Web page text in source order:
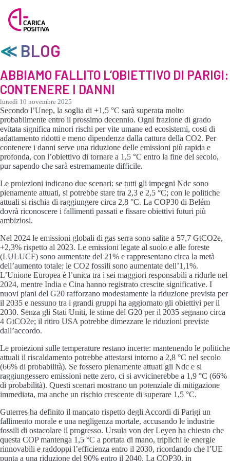
≪ BLOG
ABBIAMO FALLITO L’OBIETTIVO DI PARIGI:
CONTENERE I DANNI
lunedì 10 novembre 2025
Secondo l’Unep, la soglia di +1,5 °C sarà superata molto
probabilmente entro il prossimo decennio. Ogni frazione di grado
evitata significa minori rischi per vite umane ed ecosistemi, costi di
adattamento ridotti e meno dipendenza dalla cattura della CO2. Per
contenere i danni serve una riduzione delle emissioni più rapida e
profonda, con l’obiettivo di tornare a 1,5 °C entro la fine del secolo,
pur sapendo che sarà estremamente difficile.
Le proiezioni indicano due scenari: se tutti gli impegni Ndc sono
pienamente attuati, si potrebbe stare tra 2,3 e 2,5 °C; con le politiche
attuali si rischia di raggiungere circa 2,8 °C. La COP30 di Belém
dovrà riconoscere i fallimenti passati e fissare obiettivi futuri più
ambiziosi.
Nel 2024 le emissioni globali di gas serra sono salite a 57,7 GtCO2e,
+2,3% rispetto al 2023. Le emissioni legate al suolo e alle foreste
(LULUCF) sono aumentate del 21% e rappresentano circa la metà
dell’aumento totale; le CO2 fossili sono aumentate dell’1,1%.
L’Unione Europea è l’unica tra i sei maggiori responsabili a ridurle nel
2024, mentre India e Cina hanno registrato crescite significative. I
nuovi piani del G20 rafforzano modestamente la riduzione prevista per
il 2035 e nessuno tra i grandi gruppi ha aggiornato gli obiettivi per il
2030. Senza gli Stati Uniti, le stime del G20 per il 2035 segnano circa
4 GtCO2e; il ritiro USA potrebbe dimezzare le riduzioni previste
dall’accordo.
Le proiezioni sulle temperature restano incerte: mantenendo le politiche
attuali il riscaldamento potrebbe attestarsi intorno a 2,8 °C nel secolo
(66% di probabilità). Se fossero pienamente attuati gli Ndc e si
raggiungessero emissioni nette zero, ci si avvicinerebbe a 1,9 °C (66%
di probabilità). Questi scenari mostrano un potenziale di mitigazione
immediata, ma anche un rischio crescente di superare 1,5 °C.
Guterres ha definito il mancato rispetto degli Accordi di Parigi un
fallimento morale e una negligenza mortale, accusando le industrie
fossili di ostacolare il progresso. Ursula von der Leyen ha chiesto che
questa COP mantenga 1,5 °C a portata di mano, triplichi le energie
rinnovabili e raddoppi l’efficienza entro il 2030, ricordando che l’UE
punta a una riduzione del 90% entro il 2040. La COP30, in